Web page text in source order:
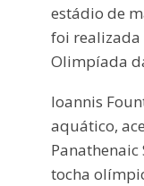
estádio de
foi
Olimpíada
Ioannis
aquático,
tocha